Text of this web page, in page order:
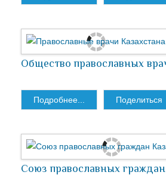
Общество православных
Подробнее... Поделиться
Союз православных